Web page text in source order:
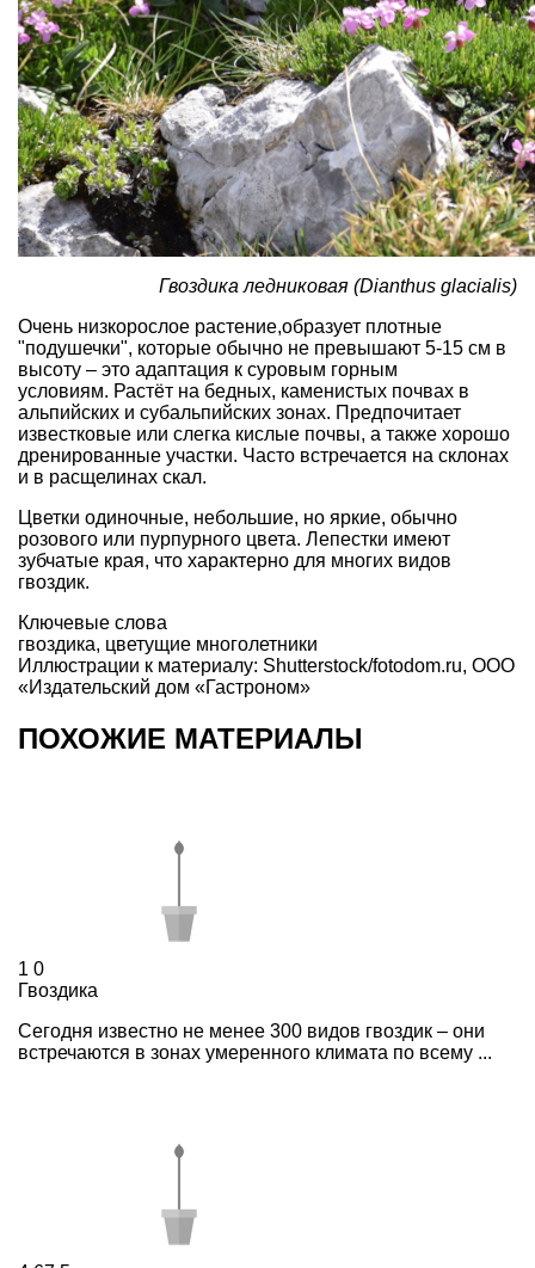
Гвоздика ледниковая (Dianthus glacialis)
Очень низкорослое растение,образует плотные
"подушечки", которые обычно не превышают 5-15 см в
высоту – это адаптация к суровым горным
условиям. Растёт на бедных, каменистых почвах в
альпийских и субальпийских зонах. Предпочитает
известковые или слегка кислые почвы, а также хорошо
дренированные участки. Часто встречается на склонах
и в расщелинах скал.
Цветки одиночные, небольшие, но яркие, обычно
розового или пурпурного цвета. Лепестки имеют
зубчатые края, что характерно для многих видов
гвоздик.
Ключевые слова
гвоздика, цветущие многолетники
Иллюстрации к материалу: Shutterstock/fotodom.ru, ООО
«Издательский дом «Гастроном»
ПОХОЖИЕ МАТЕРИАЛЫ
1 0
Гвоздика
Сегодня известно не менее 300 видов гвоздик – они
встречаются в зонах умеренного климата по всему ...